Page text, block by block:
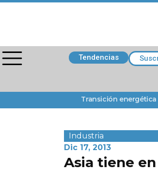
Tendencias
Transición energética
Industria
Dic 17, 2013
Asia tiene